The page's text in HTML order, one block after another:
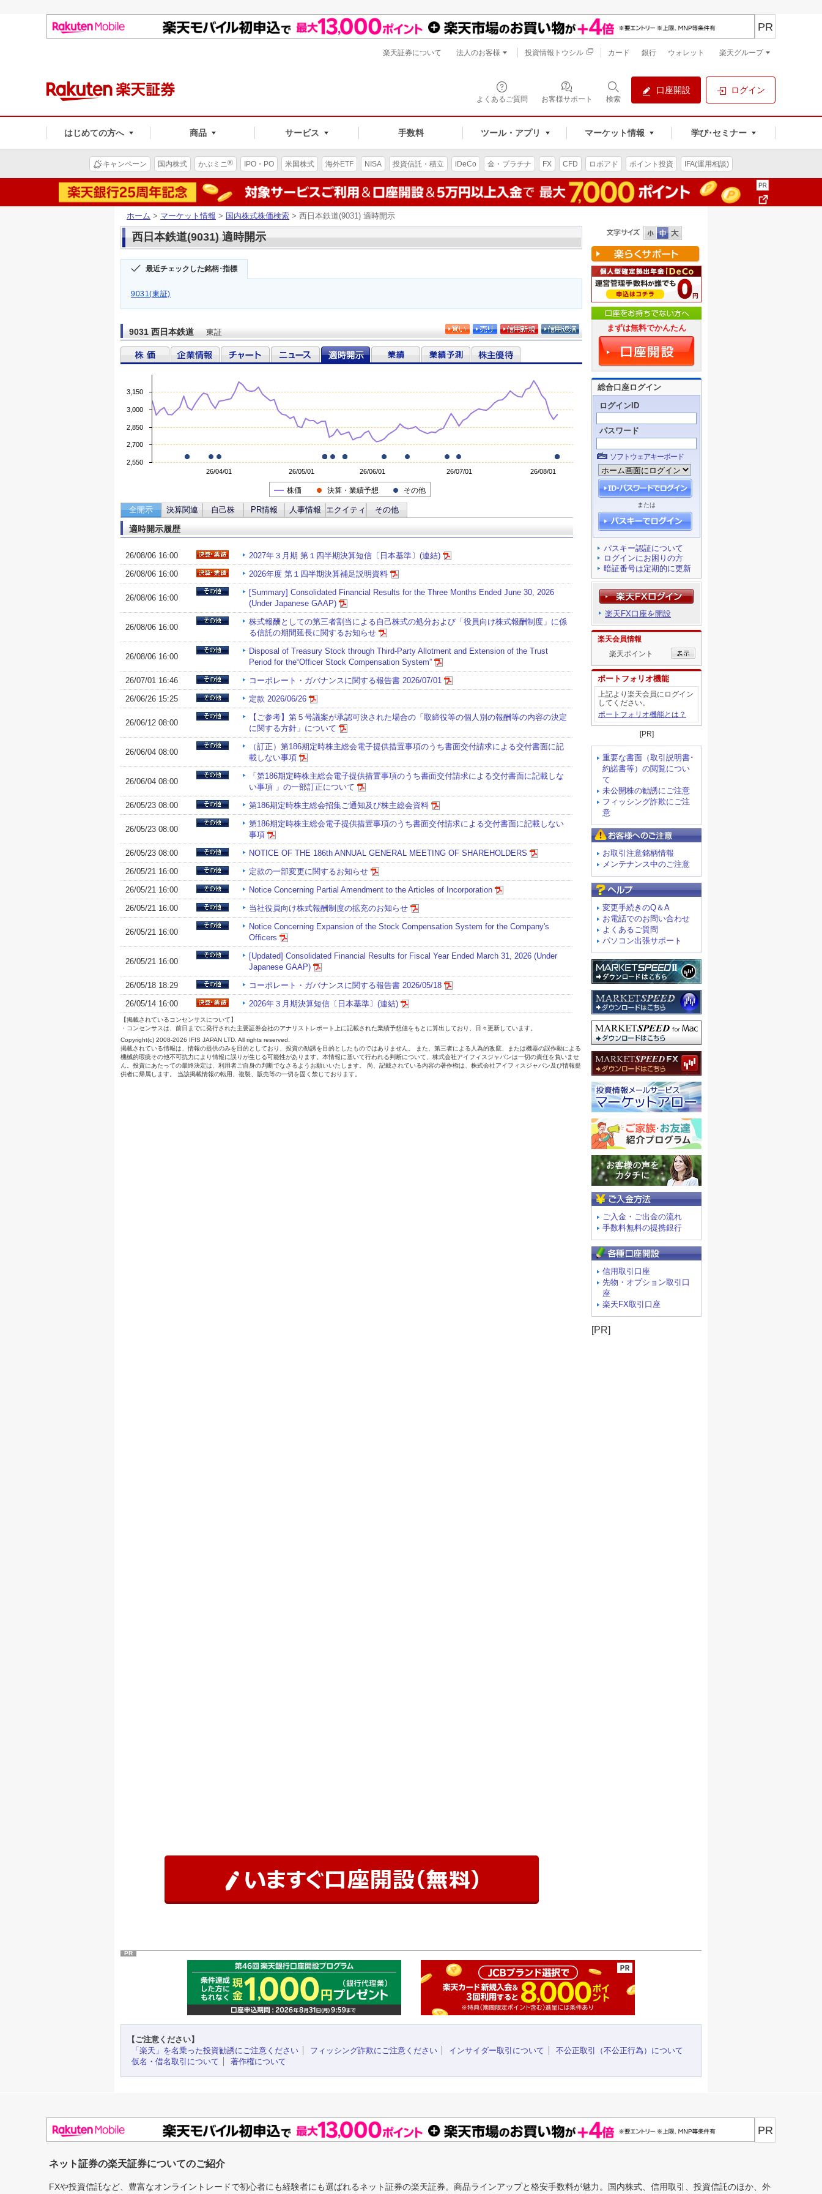
よくあるご質問 お客様サポート 検索
口座開設 ログイン
はじめての方へ 商品 サービス 手数料 ツール・アプリ マーケット情報 学び･セミナー
PR
楽天証券について 法人のお客様 投資情報トウシル カード 銀行 ウォレット 楽天グループ
キャンペーン 国内株式 かぶミニ® IPO・PO 米国株式 海外ETF NISA 投資信託・積立 iDeCo 金・プラチナ FX CFD ロボアド ポイント投資 IFA(運用相談)
ホーム > マーケット情報 > 国内株式株価検索 > 西日本鉄道(9031) 適時開示
西日本鉄道(9031) 適時開示
最近チェックした銘柄･指標
9031(東証)
9031 西日本鉄道 東証 まずは無料でかんたん
総合口座ログイン
ログインID
パスワード
ソフトウェアキーボード
または
パスキー認証について
ログインにお困りの方
暗証番号は定期的に更新
楽天FX口座を開設
楽天会員情報
楽天ポイント
ポートフォリオ機能
上記より楽天会員にログイン
してください。
ポートフォリオ機能とは？
[PR]
重要な書面（取引説明書･
約諾書等）の閲覧につい
て
未公開株の勧誘にご注意
フィッシング詐欺にご注
意
お取引注意銘柄情報
メンテナンス中のご注意
変更手続きのQ＆A
お電話でのお問い合わせ
よくあるご質問
パソコン出張サポート
ご入金・ご出金の流れ
手数料無料の提携銀行
信用取引口座
先物・オプション取引口
座
楽天FX取引口座
[PR]
PR
【ご注意ください】
「楽天」を名乗った投資勧誘にご注意ください
フィッシング詐欺にご注意ください インサイダー取引について
不公正取引（不公正行為）について
仮名・借名取引について
著作権について
PR
ネット証券の楽天証券についてのご紹介
FXや投資信託など、豊富なオンライントレードで初心者にも経験者にも選ばれるネット証券の楽天証券。商品ラインアップと格安手数料が魅力。国内株式、信用取引、投資信託のほか、外